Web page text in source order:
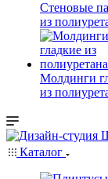
Стеновые
из
Молдинги
из
Каталог